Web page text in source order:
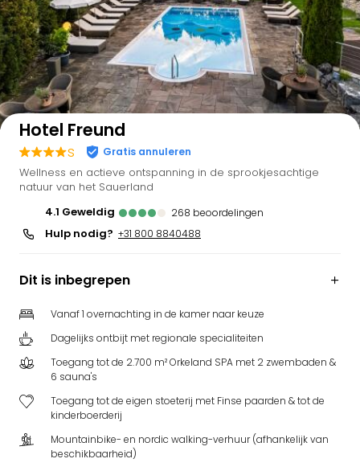
Bekijk op kaart
Hotel Freund
s Gratis annuleren
Wellness en actieve ontspanning in de sprookjesachtige
natuur van het Sauerland
4.1
geweldig 268 beoordelingen
Hulp nodig? +31 800 8840488
Dit is inbegrepen
Vanaf 1 overnachting in de kamer naar keuze
Dagelijks ontbijt met regionale specialiteiten
Toegang tot de 2.700 m² Orkeland SPA met 2 zwembaden &
6 sauna's
Toegang tot de eigen stoeterij met Finse paarden & tot de
kinderboerderij
Mountainbike- en nordic walking-verhuur (afhankelijk van
beschikbaarheid)